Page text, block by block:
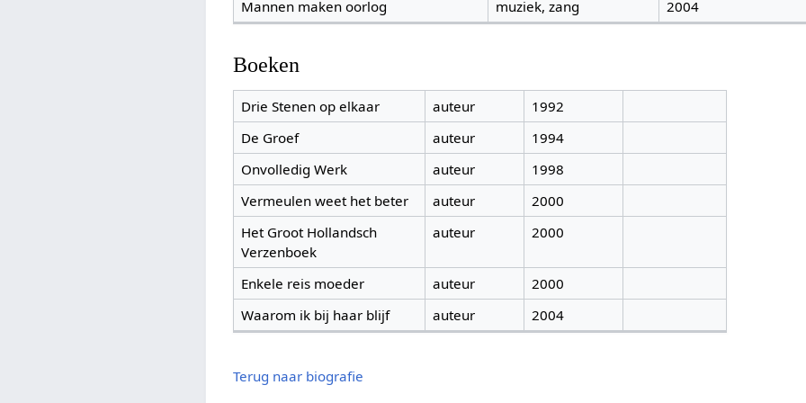
Mannen maken oorlog
muziek, zang 2004
Boeken
Drie Stenen op elkaar auteur
1992
De Groef
auteur
1994
Onvolledig Werk
auteur
1998
Vermeulen weet het beter
auteur
2000
Het Groot Hollandsch
Verzenboek
auteur 2000
Enkele reis moeder auteur
2000
Waarom ik bij haar blijf
auteur 2004
Terug naar biografie